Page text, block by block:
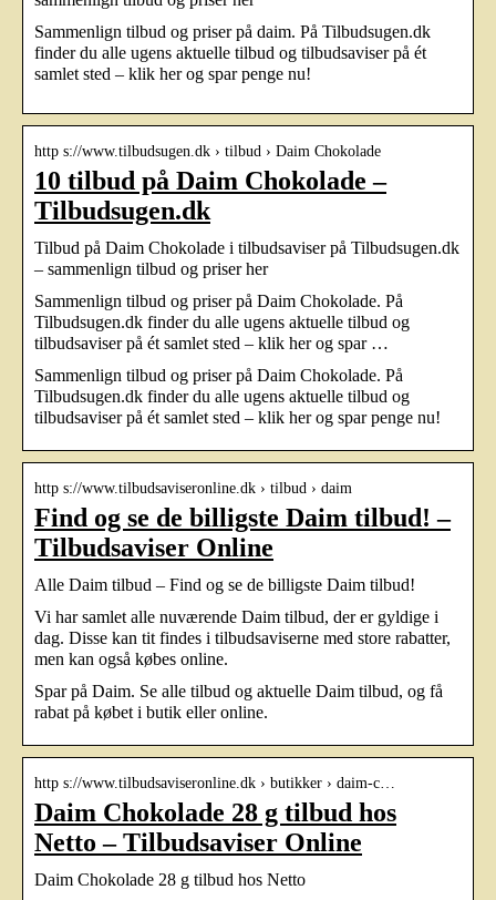
Sammenlign tilbud og priser på daim. På Tilbudsugen.dk
finder du alle ugens aktuelle tilbud og tilbudsaviser på ét
samlet sted – klik her og spar penge nu!
http s://www.tilbudsugen.dk › tilbud › Daim Chokolade
10 tilbud på Daim Chokolade –
Tilbudsugen.dk
Tilbud på Daim Chokolade i tilbudsaviser på Tilbudsugen.dk
– sammenlign tilbud og priser her
Sammenlign tilbud og priser på Daim Chokolade. På
Tilbudsugen.dk finder du alle ugens aktuelle tilbud og
tilbudsaviser på ét samlet sted – klik her og spar …
Sammenlign tilbud og priser på Daim Chokolade. På
Tilbudsugen.dk finder du alle ugens aktuelle tilbud og
tilbudsaviser på ét samlet sted – klik her og spar penge nu!
http s://www.tilbudsaviseronline.dk › tilbud › daim
Find og se de billigste Daim tilbud! –
Tilbudsaviser Online
Alle Daim tilbud – Find og se de billigste Daim tilbud!
Vi har samlet alle nuværende Daim tilbud, der er gyldige i
dag. Disse kan tit findes i tilbudsaviserne med store rabatter,
men kan også købes online.
Spar på Daim. Se alle tilbud og aktuelle Daim tilbud, og få
rabat på købet i butik eller online.
http s://www.tilbudsaviseronline.dk › butikker › daim-c…
Daim Chokolade 28 g tilbud hos
Netto – Tilbudsaviser Online
Daim Chokolade 28 g tilbud hos Netto